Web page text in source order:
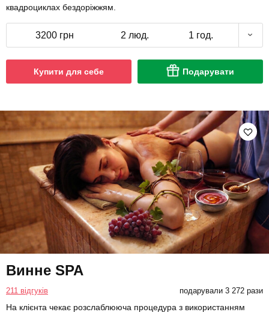
квадроциклах бездоріжжям.
3200 грн 2 люд. 1 год.
Купити для себе Подарувати
Винне SPA
211 відгуків подарували 3 272 рази
На клієнта чекає розслаблююча процедура з використанням